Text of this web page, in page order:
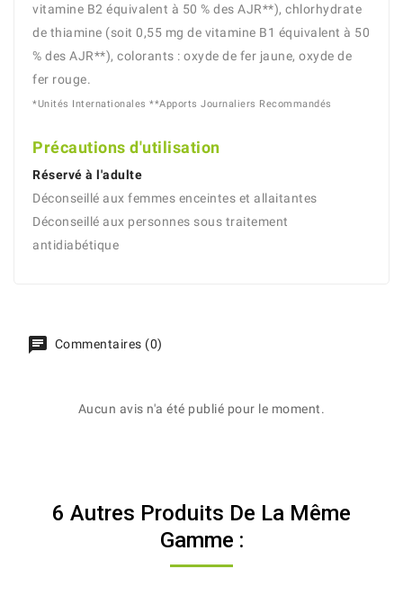
vitamine B2 équivalent à 50 % des AJR**), chlorhydrate
de thiamine (soit 0,55 mg de vitamine B1 équivalent à 50
% des AJR**), colorants : oxyde de fer jaune, oxyde de
fer rouge.
*Unités Internationales **Apports Journaliers Recommandés
Précautions d'utilisation
Réservé à l'adulte
Déconseillé aux femmes enceintes et allaitantes
Déconseillé aux personnes sous traitement
antidiabétique
Commentaires (0)
Aucun avis n'a été publié pour le moment.
6 Autres Produits De La Même
Gamme :